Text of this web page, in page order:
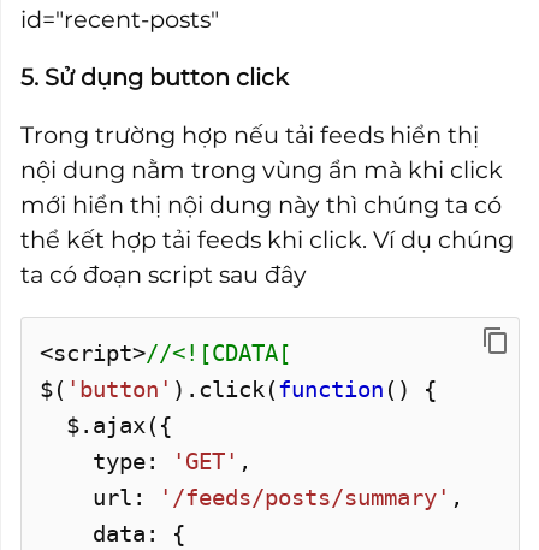
id="recent-posts"
5. Sử dụng button click
Trong trường hợp nếu tải feeds hiển thị
nội dung nằm trong vùng ẩn mà khi click
mới hiển thị nội dung này thì chúng ta có
thể kết hợp tải feeds khi click. Ví dụ chúng
ta có đoạn script sau đây
<script>//<![CDATA[
$( 'button' ). click(function () {
$. ajax({
type:
'GET' ,
url:
'/feeds/posts/summary' ,
data: {